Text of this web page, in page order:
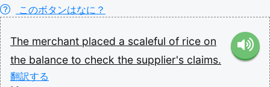
このボタンはなに？
The merchant placed a scaleful of rice on
the balance to check the supplier's claims.
翻訳する